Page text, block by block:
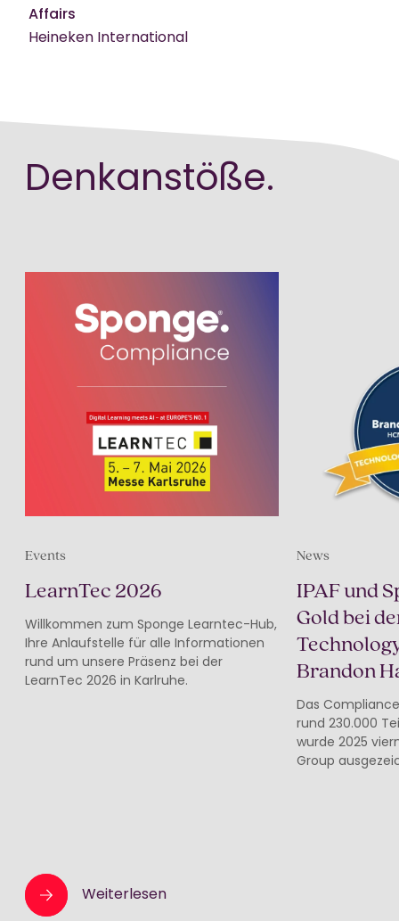
Affairs
Heineken International
Denkanstöße.
Events
LearnTec 2026
Willkommen zum Sponge Learntec-Hub,
Ihre Anlaufstelle für alle Informationen
rund um unsere Präsenz bei der
LearnTec 2026 in Karlruhe.
News
IPAF und
Gold bei
Brandon
Das
rund 230.000
wurde 2025
Group
Weiterlesen